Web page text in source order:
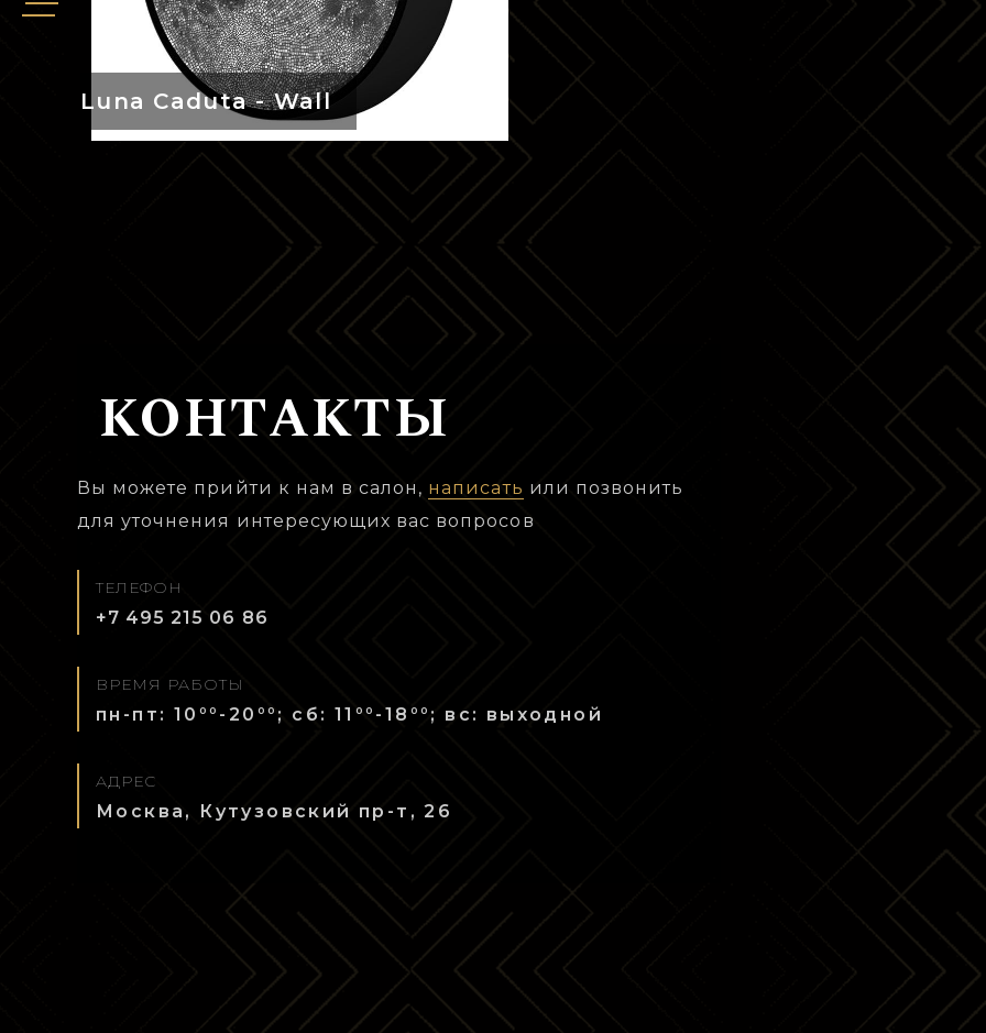
Luna Caduta - Wall
КОНТАКТЫ
Вы можете прийти к нам в салон, написать или позвонить
для уточнения интересующих вас вопросов
ТЕЛЕФОН
+7 495 215 06 86
ВРЕМЯ РАБОТЫ
пн-пт: 10 00 -20 00 ; сб: 11 00 -18 00 ; вс: выходной
АДРЕС
Москва, Кутузовский пр-т, 26